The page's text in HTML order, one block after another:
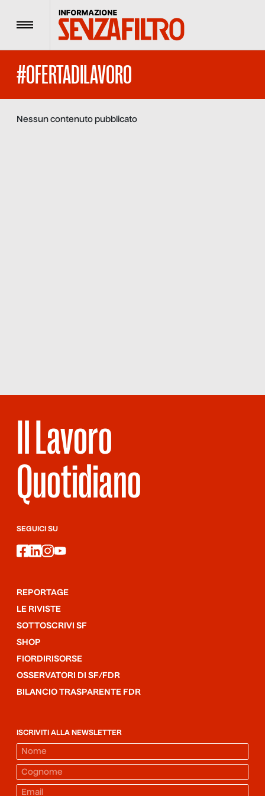
Menu
#OFERTADILAVORO
Nessun contenuto pubblicato
Il Lavoro
Quotidiano
SEGUICI SU
facebook
linkedin
instagram
youtube
REPORTAGE
LE RIVISTE
SOTTOSCRIVI SF
SHOP
FIORDIRISORSE
OSSERVATORI DI SF/FDR
BILANCIO TRASPARENTE FDR
ISCRIVITI ALLA NEWSLETTER